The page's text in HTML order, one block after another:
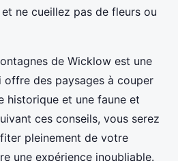
ne cueillez pas de fleurs ou
de Wicklow est une
offre des paysages à couper
historique et une faune et
ces conseils, vous serez
pleinement de votre
une expérience inoubliable.